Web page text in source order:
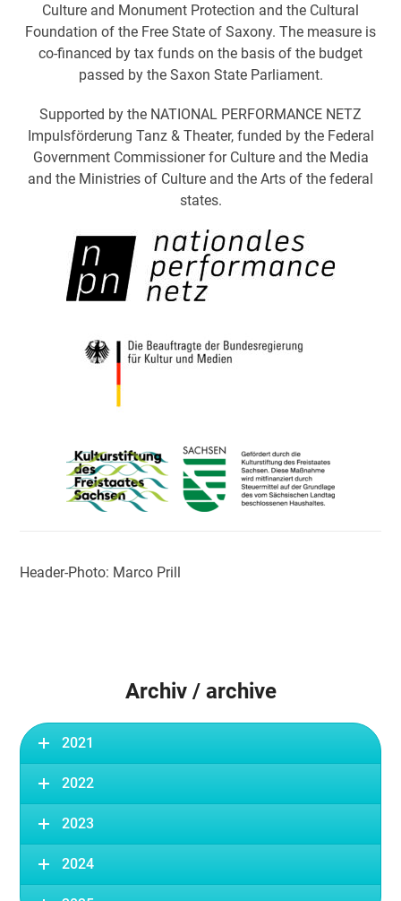
Culture and Monument Protection and the Cultural
Foundation of the Free State of Saxony. The measure is
co-financed by tax funds on the basis of the budget
passed by the Saxon State Parliament.
Supported by the NATIONAL PERFORMANCE NETZ
Impulsförderung Tanz & Theater, funded by the Federal
Government Commissioner for Culture and the Media
and the Ministries of Culture and the Arts of the federal
states.
Header-Photo: Marco Prill
Archiv / archive
2021
2022
2023
2024